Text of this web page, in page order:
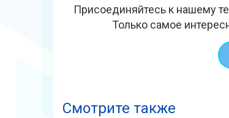
Присоединяйтесь к нашему
Только самое
Смотрите также